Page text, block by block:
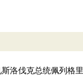
洛伐克总统佩列格